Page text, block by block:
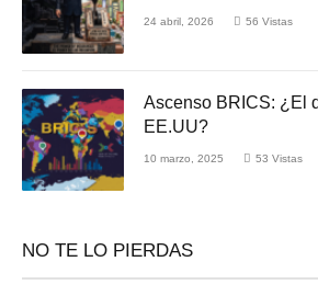
24 abril, 2026 56 Vistas
Ascenso BRICS: ¿El
EE.UU?
10 marzo, 2025 53 Vistas
NO TE LO PIERDAS